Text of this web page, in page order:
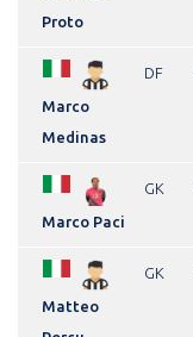
Proto
Marco
Medinas
DF
Marco Paci
GK
Matteo
GK